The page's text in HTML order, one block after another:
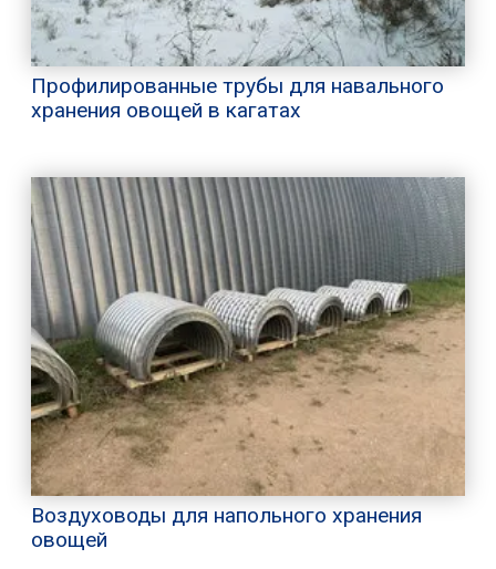
Профилированные трубы для навального
хранения овощей в кагатах
Воздуховоды для напольного хранения
овощей